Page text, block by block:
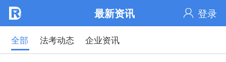
最新资讯 登录
全部 法考动态 企业资讯